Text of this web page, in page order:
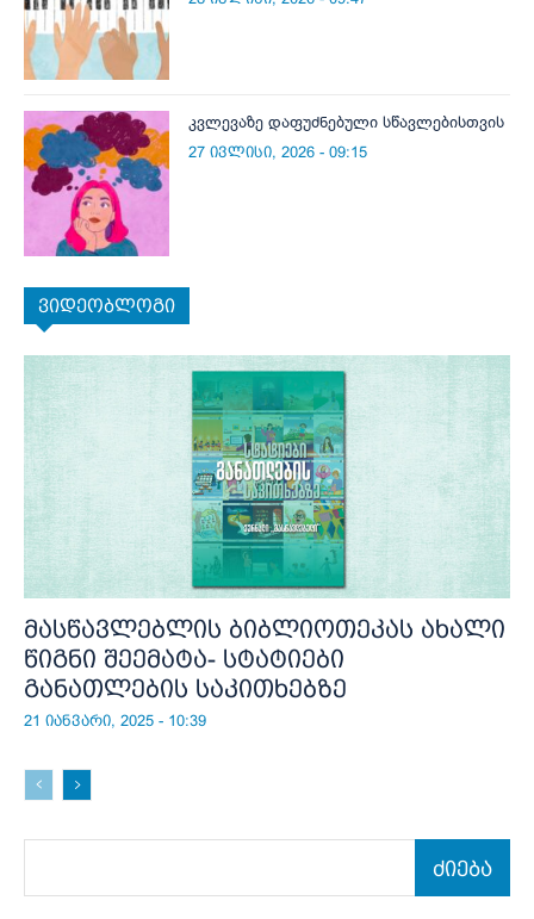
კვლევაზე დაფუძნებული სწავლებისთვის
27 ივლისი, 2026 - 09:15
ვიდეობლოგი
მასწავლებლის ბიბლიოთეკას ახალი
წიგნი შეემატა- სტატიები
განათლების საკითხებზე
21 იანვარი, 2025 - 10:39
ძიება